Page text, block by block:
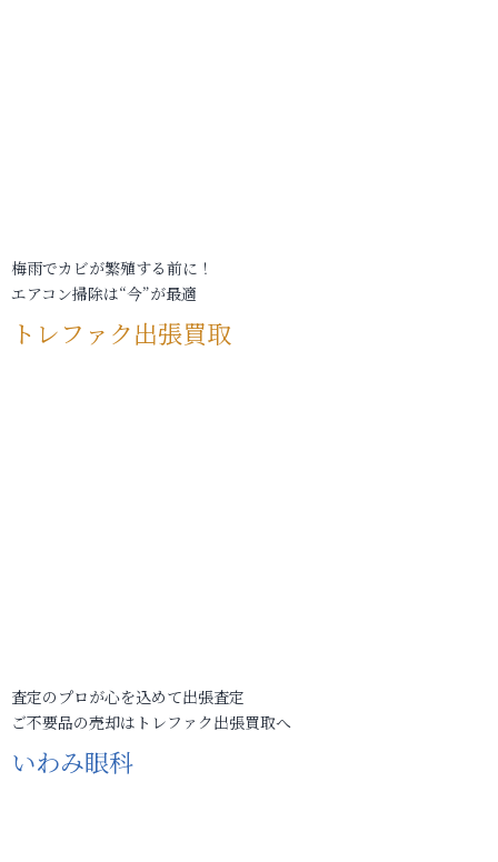
梅雨でカビが繁殖する前に！
エアコン掃除は“今”が最適
トレファク出張買取
査定のプロが心を込めて出張査定
ご不要品の売却はトレファク出張買取へ
いわみ眼科